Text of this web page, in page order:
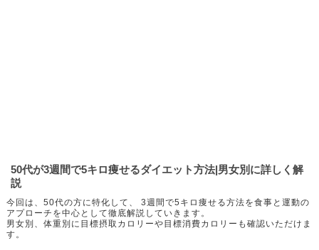
50代が3週間で5キロ痩せるダイエット方法|男女別に詳しく解
説
今回は、50代の方に特化して、 3週間で5キロ痩せる方法を食事と運動の
アプローチを中心として徹底解説していきます。
男女別、体重別に目標摂取カロリーや目標消費カロリーも確認いただけま
す。